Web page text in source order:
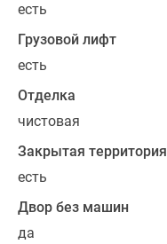
квартирами
от
54
м,
а
также
квартирами
с
есть
Грузовой лифт
есть
Отделка
чистовая
Закрытая территория
есть
Двор без машин
да